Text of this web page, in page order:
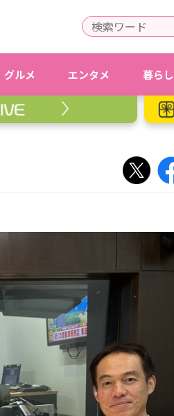
グルメ エンタメ 暮らし